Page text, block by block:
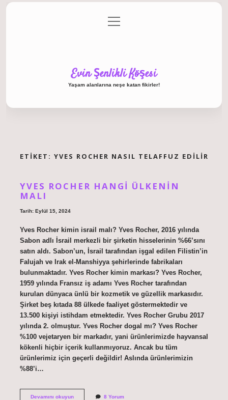
Gizlilik Politikası
menüyü
aç
Evin Şenlikli Köşesi
Yaşam alanlarına neşe katan fikirler!
ETIKET: YVES ROCHER NASIL TELAFFUZ EDILIR
YVES ROCHER HANGI ÜLKENIN
MALI
Tarih: Eylül 15, 2024
Yves Rocher kimin israil malı? Yves Rocher, 2016 yılında
Sabon adlı İsrail merkezli bir şirketin hisselerinin %66’sını
satın aldı. Sabon’un, İsrail tarafından işgal edilen Filistin’in
Falujah ve Irak el-Manshiyya şehirlerinde fabrikaları
bulunmaktadır. Yves Rocher kimin markası? Yves Rocher,
1959 yılında Fransız iş adamı Yves Rocher tarafından
kurulan dünyaca ünlü bir kozmetik ve güzellik markasıdır.
Şirket beş kıtada 88 ülkede faaliyet göstermektedir ve
13.500 kişiyi istihdam etmektedir. Yves Rocher Grubu 2017
yılında 2. olmuştur. Yves Rocher dogal mı? Yves Rocher
%100 vejetaryen bir markadır, yani ürünlerimizde hayvansal
kökenli hiçbir içerik kullanmıyoruz. Ancak bu tüm
ürünlerimiz için geçerli değildir! Aslında ürünlerimizin
%88’i…
Devamını okuyunYves
8 Yorum